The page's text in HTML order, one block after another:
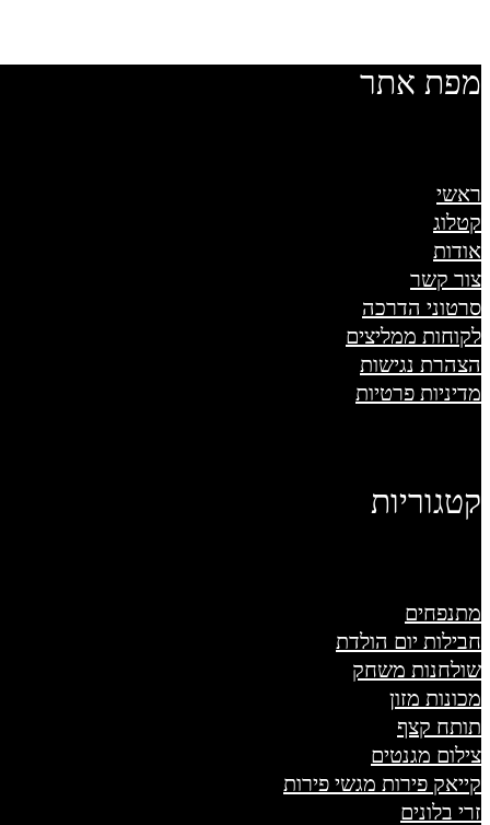
מפת אתר
ראשי
קטלוג
אודות
צור קשר
סרטוני הדרכה
לקוחות ממליצים
הצהרת נגישות
מדיניות פרטיות
קטגוריות
מתנפחים
חבילות יום הולדת
שולחנות משחק
מכונות מזון
תותח קצף
צילום מגנטים
קייאק פירות מגשי פירות
זרי בלונים